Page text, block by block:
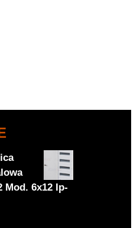
Mod. 6x12 Ip-